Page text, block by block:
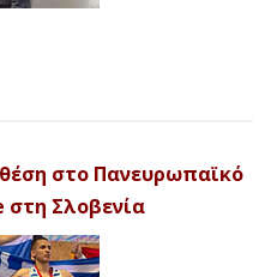
στο Πανευρωπαϊκό
Σλοβενία